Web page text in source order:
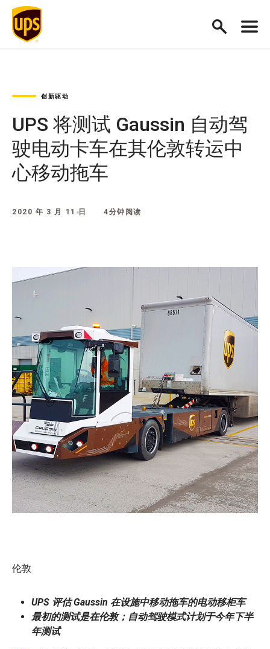
创新驱动
UPS 将测试 Gaussin 自动驾
驶电动卡车在其伦敦转运中
心移动拖车
2020 年 3 月 11 日 4分钟阅读
伦敦
UPS 评估 Gaussin 在设施中移动拖车的电动移柜车
最初的测试是在伦敦；自动驾驶模式计划于今年下半
年测试